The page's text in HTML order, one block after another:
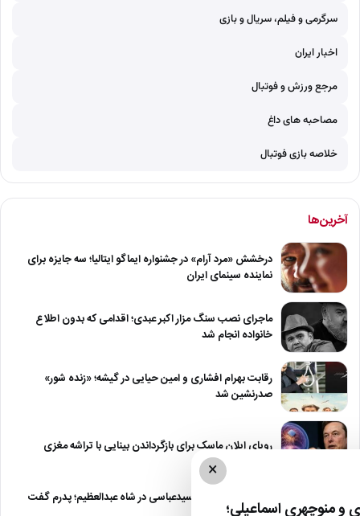
سرگرمی و فیلم، سریال و بازی
اخبار ایران
مرجع ورزش و فوتبال
مصاحبه های داغ
خلاصه بازی فوتبال
آخرین‌ها
درخشش «مرد آرام» در جشنواره ایماگو ایتالیا؛ سه جایزه برای
نماینده سینمای ایران
ماجرای نصب سنگ مزار اکبر عبدی؛ اقدامی که بدون اطلاع
خانواده انجام شد
رقابت بهرام افشاری و امین حیایی در گیشه؛ «زنده شور»
صدرنشین شد
رویای ایلان ماسک برای بازگرداندن بینایی با تراشه مغزی
درگیری شدید داود سیدعباسی در شاه عبدالعظیم؛ پدرم گفت
×
منوچهری اسماعیلی؛